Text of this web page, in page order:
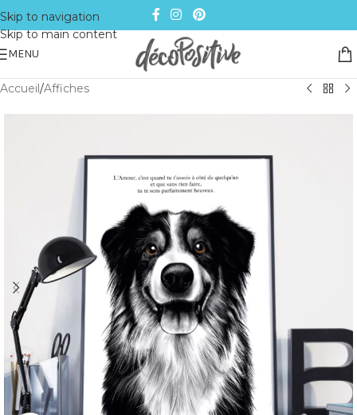
Skip to navigation
Skip to main content
MENU
Accueil/Affiches